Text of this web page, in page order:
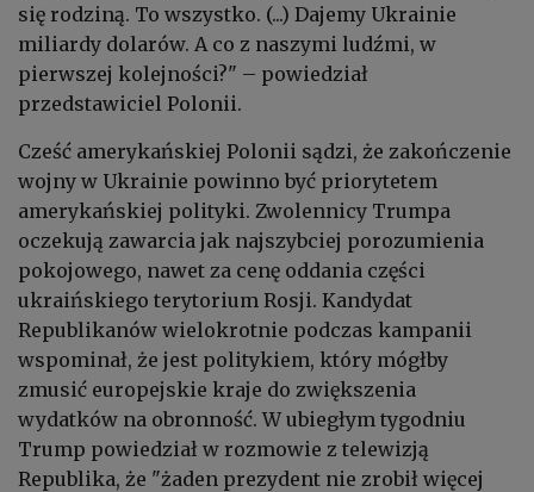
się rodziną. To wszystko. (...) Dajemy Ukrainie
miliardy dolarów. A co z naszymi ludźmi, w
pierwszej kolejności?" – powiedział
przedstawiciel Polonii.
Cześć amerykańskiej Polonii sądzi, że zakończenie
wojny w Ukrainie powinno być priorytetem
amerykańskiej polityki. Zwolennicy Trumpa
oczekują zawarcia jak najszybciej porozumienia
pokojowego, nawet za cenę oddania części
ukraińskiego terytorium Rosji. Kandydat
Republikanów wielokrotnie podczas kampanii
wspominał, że jest politykiem, który mógłby
zmusić europejskie kraje do zwiększenia
wydatków na obronność. W ubiegłym tygodniu
Trump powiedział w rozmowie z telewizją
Republika, że "żaden prezydent nie zrobił więcej